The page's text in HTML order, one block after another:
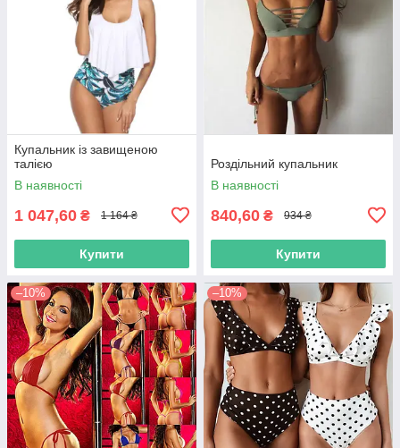
Купальник із завищеною
талією
В наявності
1 047,60 ₴ 1 164 ₴
Купити
Роздільний купальник
В наявності
840,60 ₴ 934 ₴
Купити
–10% –10%